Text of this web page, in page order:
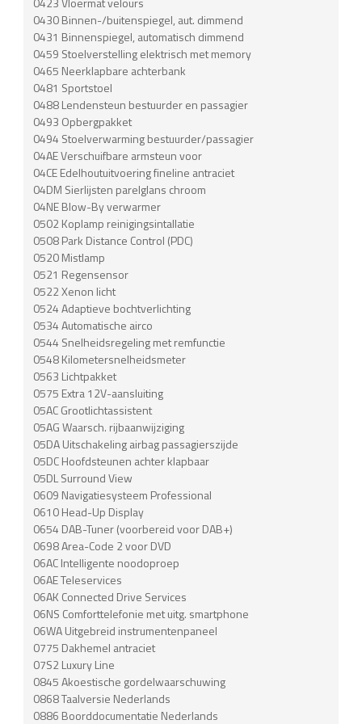
0430 Binnen-/buitenspiegel, aut. dimmend
0431 Binnenspiegel, automatisch dimmend
0459 Stoelverstelling elektrisch met memory
0465 Neerklapbare achterbank
0481 Sportstoel
0488 Lendensteun bestuurder en passagier
0493 Opbergpakket
0494 Stoelverwarming bestuurder/passagier
04AE Verschuifbare armsteun voor
04CE Edelhoutuitvoering fineline antraciet
04DM Sierlijsten parelglans chroom
04NE Blow-By verwarmer
0502 Koplamp reinigingsintallatie
0508 Park Distance Control (PDC)
0520 Mistlamp
0521 Regensensor
0522 Xenon licht
0524 Adaptieve bochtverlichting
0534 Automatische airco
0544 Snelheidsregeling met remfunctie
0548 Kilometersnelheidsmeter
0563 Lichtpakket
0575 Extra 12V-aansluiting
05AC Grootlichtassistent
05AG Waarsch. rijbaanwijziging
05DA Uitschakeling airbag passagierszijde
05DC Hoofdsteunen achter klapbaar
05DL Surround View
0609 Navigatiesysteem Professional
0610 Head-Up Display
0654 DAB-Tuner (voorbereid voor DAB+)
0698 Area-Code 2 voor DVD
06AC Intelligente noodoproep
06AE Teleservices
06AK Connected Drive Services
06NS Comforttelefonie met uitg. smartphone
06WA Uitgebreid instrumentenpaneel
0775 Dakhemel antraciet
07S2 Luxury Line
0845 Akoestische gordelwaarschuwing
0868 Taalversie Nederlands
0886 Boorddocumentatie Nederlands